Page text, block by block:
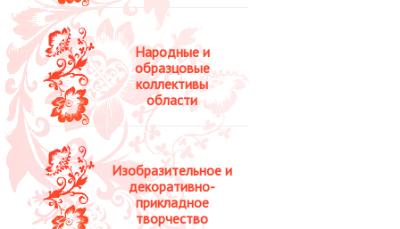
Народные и
образцовые
коллективы
области
Изобразительное и
декоративно-
прикладное
творчество